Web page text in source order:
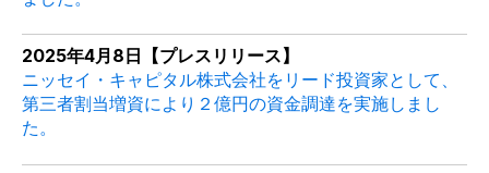
2025年4月8日【プレスリリース】
ニッセイ・キャピタル株式会社をリード投資家として、
第三者割当増資により２億円の資金調達を実施しまし
た。